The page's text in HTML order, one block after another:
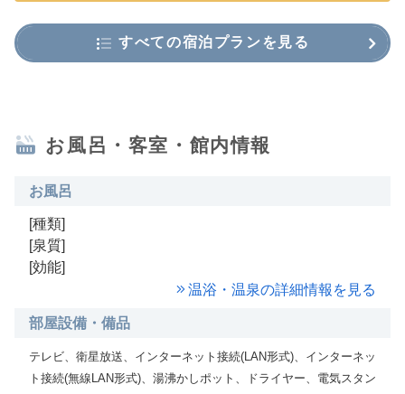
すべての宿泊プランを見る
お風呂・客室・館内情報
お風呂
[種類]
[泉質]
[効能]
温浴・温泉の詳細情報を見る
部屋設備・備品
テレビ、衛星放送、インターネット接続(LAN形式)、インターネッ
ト接続(無線LAN形式)、湯沸かしポット、ドライヤー、電気スタン